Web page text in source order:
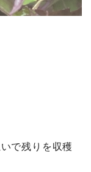
で残りを収穫